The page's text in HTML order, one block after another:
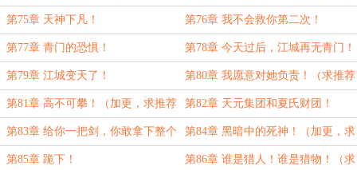
第75章 天神下凡！ 第76章 我不会救你第二次！
第77章 青门的恐惧！ 第78章 今天过后，江城再无青门！
（加更！求推荐票）
第79章 江城变天了！ 第80章 我愿意对她负责！（求推荐
票！）
第81章 高不可攀！（加更，求推荐
票！）
第82章 天元集团和夏氏财团！
第83章 给你一把剑，你敢拿下整个
华夏吗！
第84章 黑暗中的死神！（加更，求
推荐票！）
第85章 跪下！ 第86章 谁是猎人！谁是猎物！（求